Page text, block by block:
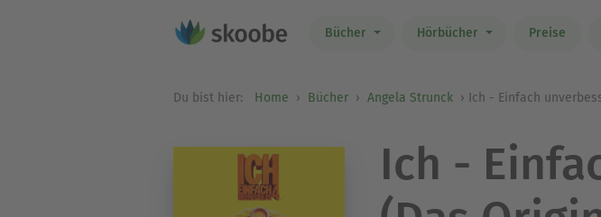
Bücher Hörbücher Preise
Du bist hier: Home Bücher Angela Strunck Ich - Einfach
Ich -